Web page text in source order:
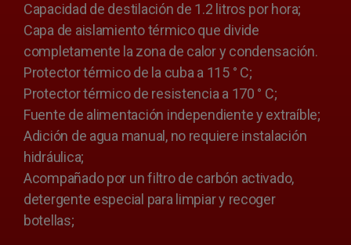
Capacidad de destilación de 1.2 litros por hora;
Capa de aislamiento térmico que divide
completamente la zona de calor y condensación.
Protector térmico de la cuba a 115 ° C;
Protector térmico de resistencia a 170 ° C;
Fuente de alimentación independiente y extraíble;
Adición de agua manual, no requiere instalación
hidráulica;
Acompañado por un filtro de carbón activado,
detergente especial para limpiar y recoger
botellas;